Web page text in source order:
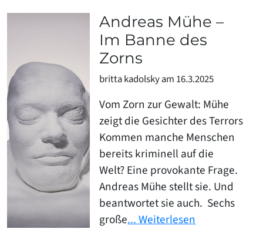
Andreas Mühe –
Im Banne des
Zorns
britta kadolsky am 16.3.2025
Vom Zorn zur Gewalt: Mühe
zeigt die Gesichter des Terrors
Kommen manche Menschen
bereits kriminell auf die
Welt? Eine provokante Frage.
Andreas Mühe stellt sie. Und
beantwortet sie auch. Sechs
große... Weiterlesen